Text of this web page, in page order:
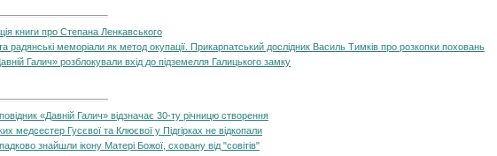
книги про Степана Ленкавського
радянські меморіали як метод окупації. Прикарпатський дослідник Василь Тимків про розкопки поховань
Галич» розблокували вхід до підземелля Галицького замку
«Давній Галич» відзначає 30-ту річницю створення
медсестер Гусєвої та Клюєвої у Підгірках не відкопали
знайшли ікону Матері Божої, сховану від "совітів"